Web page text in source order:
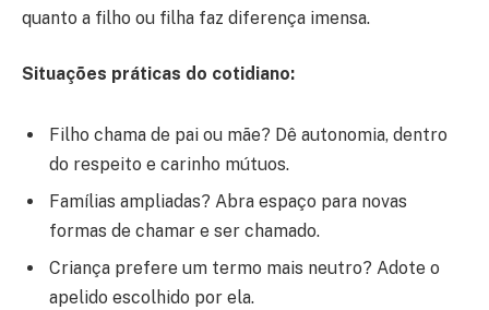
quanto a filho ou filha faz diferença imensa.
Situações práticas do cotidiano:
Filho chama de pai ou mãe? Dê autonomia, dentro
do respeito e carinho mútuos.
Famílias ampliadas? Abra espaço para novas
formas de chamar e ser chamado.
Criança prefere um termo mais neutro? Adote o
apelido escolhido por ela.